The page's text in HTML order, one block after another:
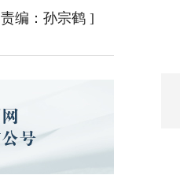
责编：孙宗鹤]